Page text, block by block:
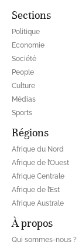
Sections
Politique
Economie
Société
People
Culture
Médias
Sports
Régions
Afrique du Nord
Afrique de l’Ouest
Afrique Centrale
Afrique de l’Est
Afrique Australe
À propos
Qui sommes-nous ?